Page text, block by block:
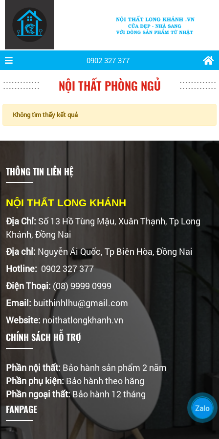
0902 327 377
NỘI THẤT PHÒNG NGỦ
Không tìm thấy kết quả
THÔNG TIN LIÊN HỆ
NỘI THẤT LONG KHÁNH
Địa Chỉ: Số 13 Hồ Tùng Mậu, Xuân Thạnh, Tp Long
Khánh, Đồng Nai
Địa chỉ: Nguyễn Ái Quốc, Tp Biên Hòa, Đồng Nai
Hotline: 0902 327 377
Điện Thoại: (08) 9999 0999
Email: buithinhlhu@gmail.com
Website: noithatlongkhanh.vn
CHÍNH SÁCH HỖ TRỢ
Phần nội thất: Bảo hành sản phẩm 2 năm
Phần phụ kiện: Bảo hành theo hãng
Phần ngoại thất:Bảo hành 12 tháng
FANPAGE Zalo